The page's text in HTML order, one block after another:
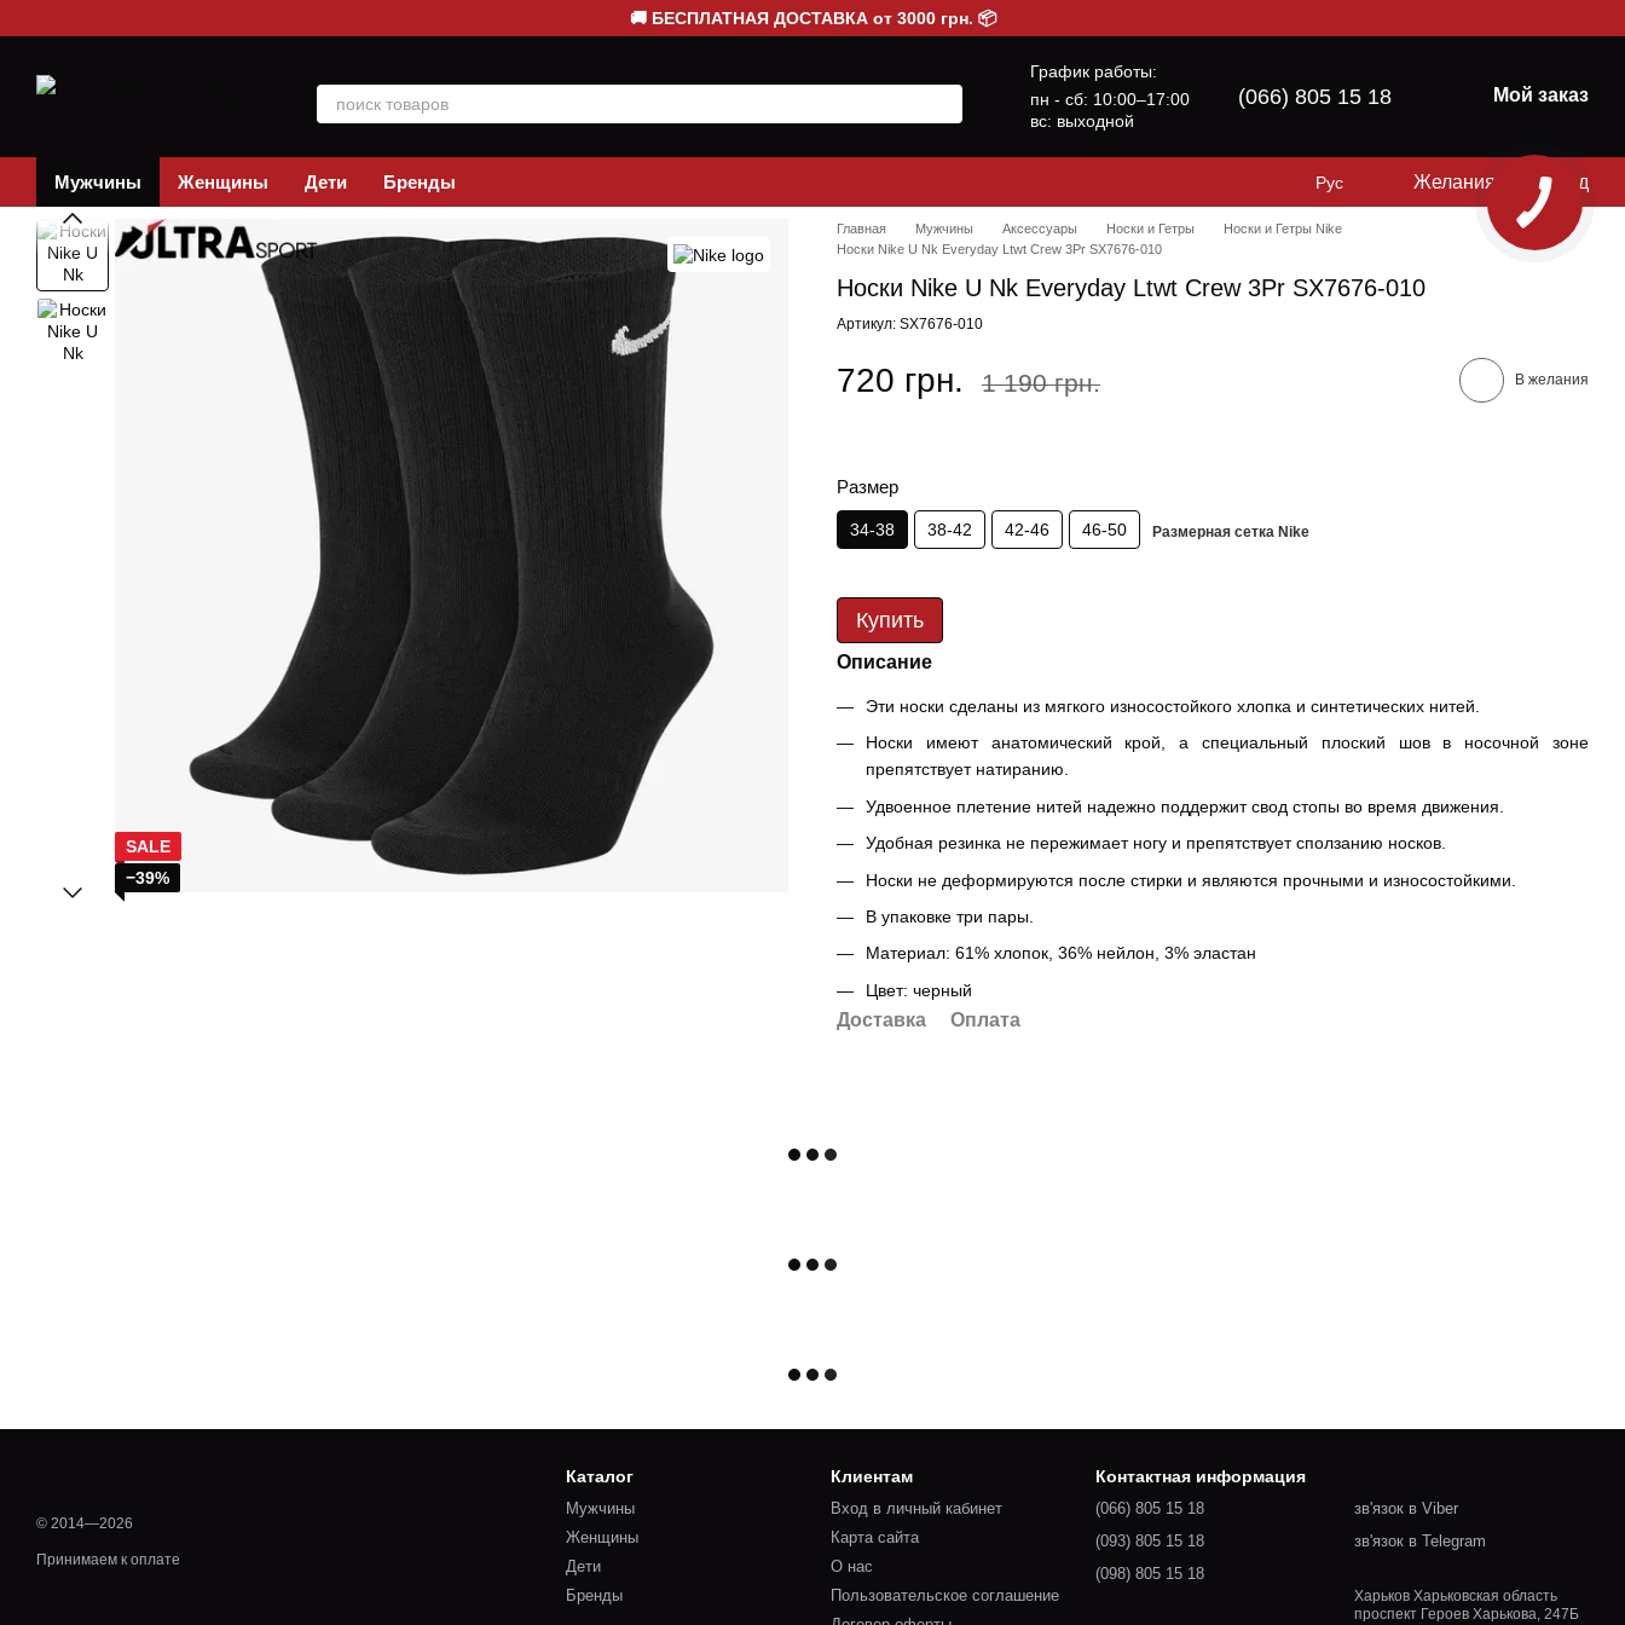
🚚 БЕСПЛАТНАЯ ДОСТАВКА от 3000 грн. 📦
График работы:
пн - сб: 10:00–17:00
вс: выходной
(066) 805 15 18 Мой заказ
Мужчины Женщины Дети Бренды Рус Желания Вход
SALE
−39%
Главная Мужчины Аксессуары Носки и Гетры
Носки и Гетры Nike
Носки Nike U Nk Everyday Ltwt Crew 3Pr SX7676-010
Носки Nike U Nk Everyday Ltwt Crew 3Pr SX7676-010
Артикул: SX7676-010
720 грн. 1 190 грн. В желания
Размер
34-38 38-42 42-46 46-50 Размерная сетка Nike
Купить
Описание
Эти носки сделаны из мягкого износостойкого хлопка и синтетических нитей.
Носки имеют анатомический крой, а специальный плоский шов в носочной зоне
препятствует натиранию.
Удвоенное плетение нитей надежно поддержит свод стопы во время движения.
Удобная резинка не пережимает ногу и препятствует сползанию носков.
Носки не деформируются после стирки и являются прочными и износостойкими.
В упаковке три пары.
Материал: 61% хлопок, 36% нейлон, 3% эластан
Цвет: черный
Доставка Оплата
© 2014—2026
Принимаем к оплате
Каталог
Мужчины
Женщины
Дети
Бренды
Клиентам
Вход в личный кабинет
Карта сайта
О нас
Пользовательское соглашение
Контактная информация
(066) 805 15 18
(093) 805 15 18
(098) 805 15 18
зв'язок в Viber
зв'язок в Telegram
Харьков Харьковская область
проспект Героев Харькова, 247Б